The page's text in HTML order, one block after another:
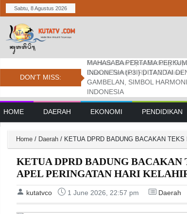
Sabtu, 8 Agustus 2026
DON'T MISS:
MAHASABA PERTAMA
INDONESIA (P3I) DITANDAI
GAMBELAN, SIMBOL
INDONESIA
Bupati Dukung Pramuka
Jambore Nasional
Pemkab. Dan Dprd Badung
Daerah Tembus Rp 14,2 Triliun
Main Navigation
HOME DAERAH EKONOMI PENDIDIKAN
Home / Daerah / KETUA DPRD BADUNG BACAKAN
KETUA DPRD BADUNG
APEL PERINGATAN HARI
kutatvco 1 June 2026, 22:57 pm Daerah